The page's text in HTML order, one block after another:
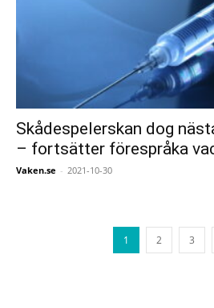
Skådespelerskan dog
– fortsätter förespråka
Vaken.se - 2021-10-30
1 2 3